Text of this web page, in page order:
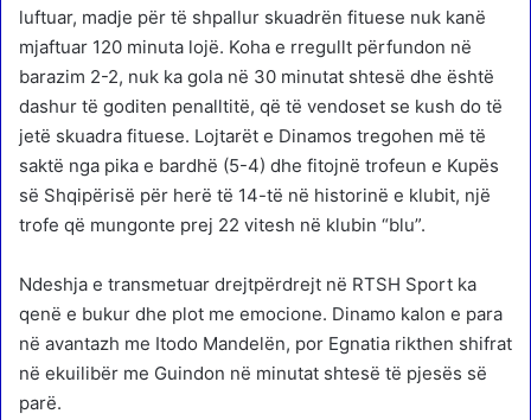
luftuar, madje për të shpallur skuadrën fituese nuk kanë
mjaftuar 120 minuta lojë. Koha e rregullt përfundon në
barazim 2-2, nuk ka gola në 30 minutat shtesë dhe është
dashur të goditen penalltitë, që të vendoset se kush do të
jetë skuadra fituese. Lojtarët e Dinamos tregohen më të
saktë nga pika e bardhë (5-4) dhe fitojnë trofeun e Kupës
së Shqipërisë për herë të 14-të në historinë e klubit, një
trofe që mungonte prej 22 vitesh në klubin “blu”.
Ndeshja e transmetuar drejtpërdrejt në RTSH Sport ka
qenë e bukur dhe plot me emocione. Dinamo kalon e para
në avantazh me Itodo Mandelën, por Egnatia rikthen shifrat
në ekuilibër me Guindon në minutat shtesë të pjesës së
parë.